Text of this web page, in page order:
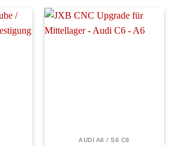
AUDI A6 / S6 C6